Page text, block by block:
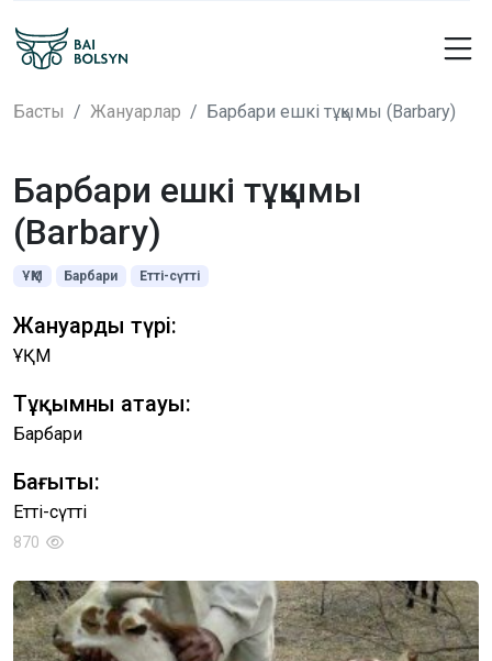
Басты Жануарлар Барбари ешкі тұқымы (Barbary)
Барбари ешкі тұқымы
(Barbary)
ҰҚМ Барбари Етті-сүтті
Жануардың түрі:
ҰҚМ
Тұқымның атауы:
Барбари
Бағыты:
Етті-сүтті
870